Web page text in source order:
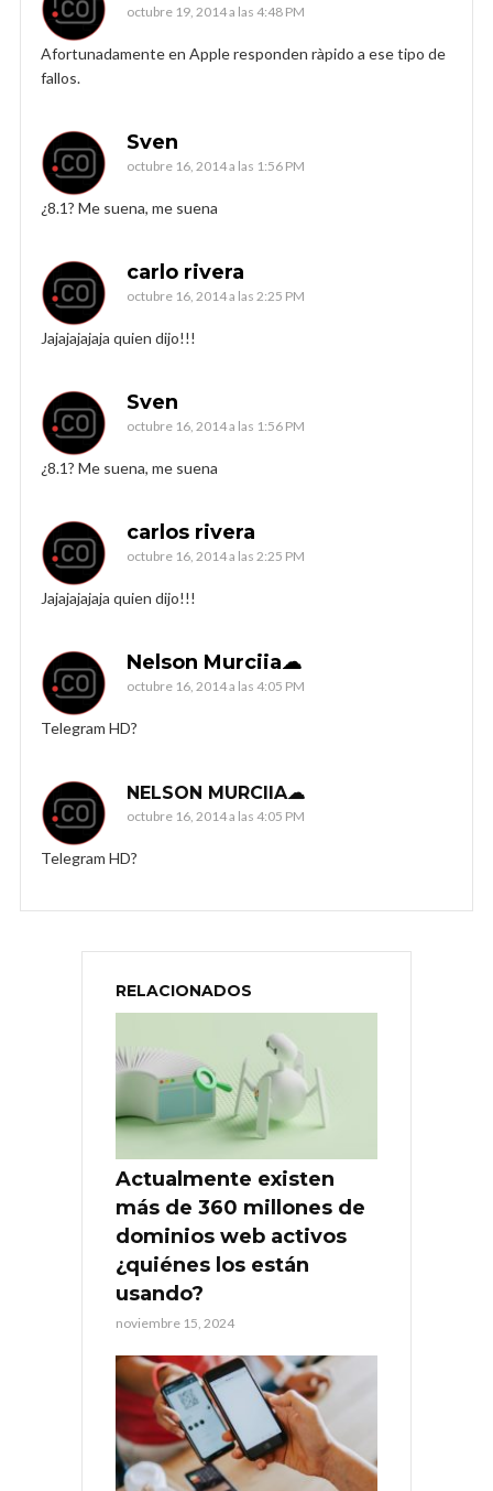
octubre 19, 2014 a las 4:48 PM
Afortunadamente en Apple responden ràpido a ese tipo de
fallos.
Sven
octubre 16, 2014 a las 1:56 PM
¿8.1? Me suena, me suena
carlo rivera
octubre 16, 2014 a las 2:25 PM
Jajajajajaja quien dijo!!!
Sven
octubre 16, 2014 a las 1:56 PM
¿8.1? Me suena, me suena
carlos rivera
octubre 16, 2014 a las 2:25 PM
Jajajajajaja quien dijo!!!
Nelson Murciia☁
octubre 16, 2014 a las 4:05 PM
Telegram HD?
NELSON MURCIIA☁
octubre 16, 2014 a las 4:05 PM
Telegram HD?
RELACIONADOS
Actualmente existen
más de 360 millones de
dominios web activos
¿quiénes los están
usando?
noviembre 15, 2024